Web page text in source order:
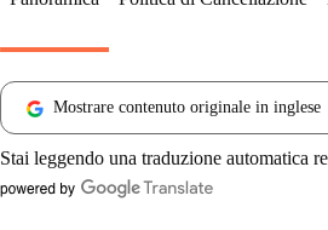
Mostrare contenuto originale in inglese
Stai leggendo una traduzione automatica